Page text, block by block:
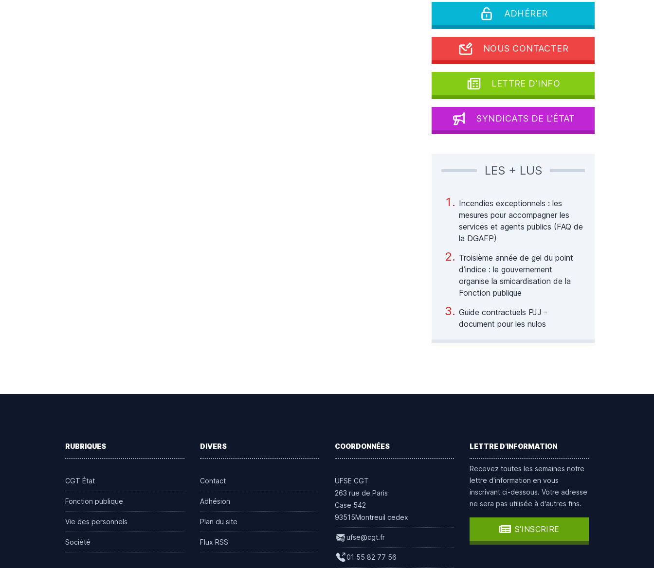
ADHÉRER
NOUS CONTACTER
LETTRE D'INFO
SYNDICATS DE L'ÉTAT
LES + LUS
Incendies exceptionnels : les
mesures pour accompagner les
services et agents publics (FAQ de
la DGAFP)
Troisième année de gel du point
d’indice : le gouvernement
organise la smicardisation de la
Fonction publique
Guide contractuels PJJ -
document pour les nulos
RUBRIQUES
CGT État
Fonction publique
Vie des personnels
Société
DIVERS
Contact
Adhésion
Plan du site
Flux RSS
COORDONNÉES
UFSE CGT
263 rue de Paris
Case 542
93515Montreuil cedex
ufse@cgt.fr
01 55 82 77 56
LETTRE D'INFORMATION
Recevez toutes les semaines notre
lettre d'information en vous
inscrivant ci-dessous. Votre adresse
ne sera pas utilisée à d'autres fins.
S'INSCRIRE